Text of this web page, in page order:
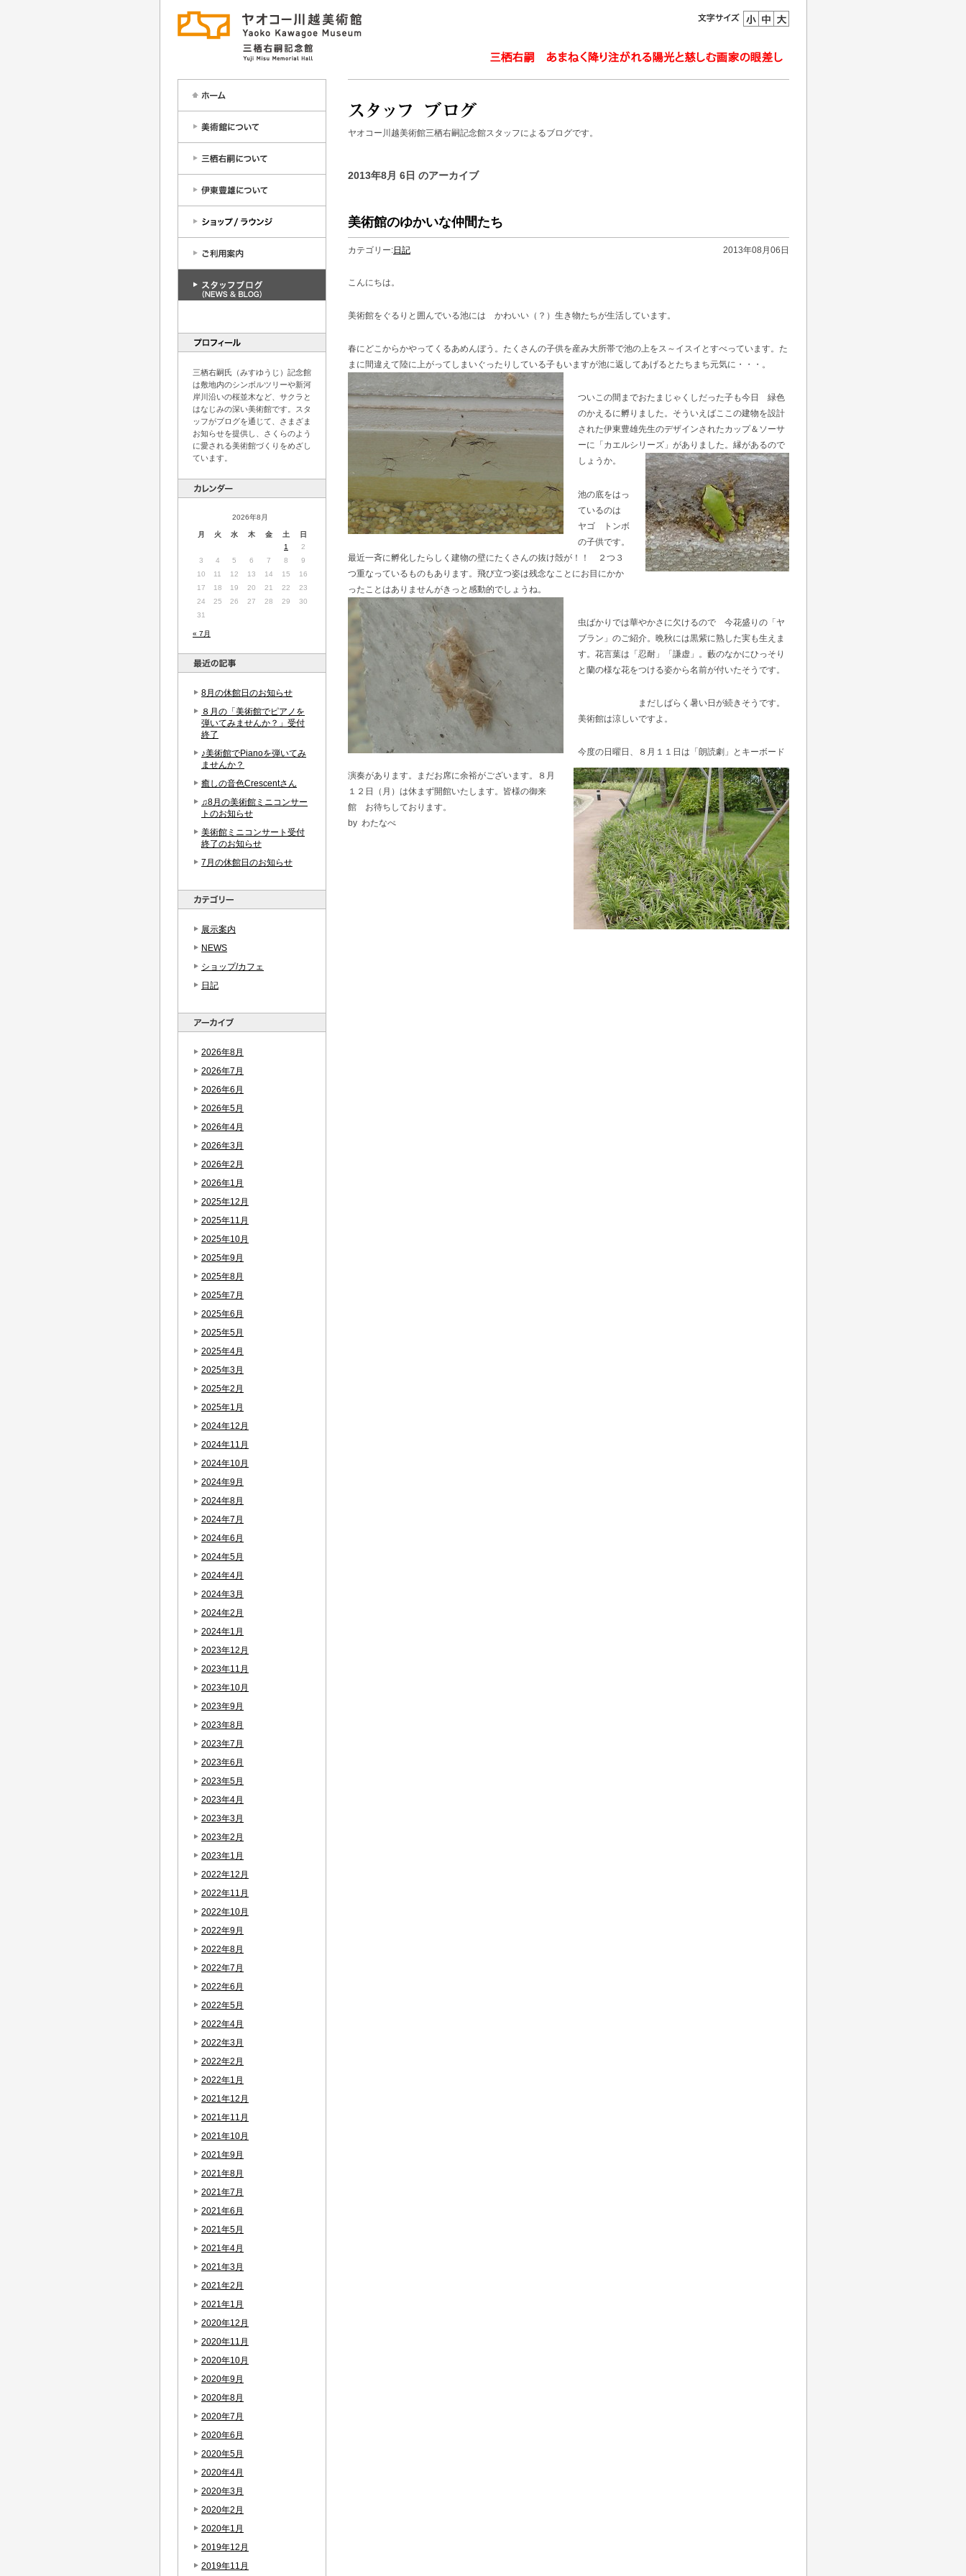
三栖右嗣氏（みすゆうじ）記念館
は敷地内のシンボルツリーや新河
岸川沿いの桜並木など、サクラと
はなじみの深い美術館です。スタ
ッフがブログを通じて、さまざま
お知らせを提供し、さくらのよう
に愛される美術館づくりをめざし
ています。
2026年8月
月 火 水 木 金 土 日
« 7月
1
2
3
4 5 6 7 8
9
10
11 12 13 14 15
16
17
18 19 20 21 22
23
24
25 26 27 28 29
30
31
8月の休館日のお知らせ
８月の「美術館でピアノを
弾いてみませんか？」受付
終了
♪美術館でPianoを弾いてみ
ませんか？
癒しの音色Crescentさん
♫8月の美術館ミニコンサー
トのお知らせ
美術館ミニコンサート受付
終了のお知らせ
7月の休館日のお知らせ
展示案内
NEWS
ショップ/カフェ
日記
2026年8月
2026年7月
2026年6月
2026年5月
2026年4月
2026年3月
2026年2月
2026年1月
2025年12月
2025年11月
2025年10月
2025年9月
2025年8月
2025年7月
2025年6月
2025年5月
2025年4月
2025年3月
2025年2月
2025年1月
2024年12月
2024年11月
2024年10月
2024年9月
2024年8月
2024年7月
2024年6月
2024年5月
2024年4月
2024年3月
2024年2月
2024年1月
2023年12月
2023年11月
2023年10月
2023年9月
2023年8月
2023年7月
2023年6月
2023年5月
2023年4月
2023年3月
2023年2月
2023年1月
2022年12月
2022年11月
2022年10月
2022年9月
2022年8月
2022年7月
2022年6月
2022年5月
2022年4月
2022年3月
2022年2月
2022年1月
2021年12月
2021年11月
2021年10月
2021年9月
2021年8月
2021年7月
2021年6月
2021年5月
2021年4月
2021年3月
2021年2月
2021年1月
2020年12月
2020年11月
2020年10月
2020年9月
2020年8月
2020年7月
2020年6月
2020年5月
2020年4月
2020年3月
2020年2月
2020年1月
2019年12月
2019年11月
ヤオコー川越美術館三栖右嗣記念館スタッフによるブログです。
2013年8月 6日 のアーカイブ
美術館のゆかいな仲間たち
カテゴリー:日記 2013年08月06日
こんにちは。
美術館をぐるりと囲んでいる池には かわいい（？）生き物たちが生活しています。
春にどこからかやってくるあめんぼう。たくさんの子供を産み大所帯で池の上をス～イスイとすべっています。た
まに間違えて陸に上がってしまいぐったりしている子もいますが池に返してあげるとたちまち元気に・・・。
ついこの間までおたまじゃくしだった子も今日 緑色
のかえるに孵りました。そういえばここの建物を設計
された伊東豊雄先生のデザインされたカップ＆ソーサ
ーに「カエルシリーズ」がありました。縁があるので
しょうか。
池の底をはっ
ているのは
ヤゴ トンボ
の子供です。
最近一斉に孵化したらしく建物の壁にたくさんの抜け殻が！！ ２つ３
つ重なっているものもあります。飛び立つ姿は残念なことにお目にかか
ったことはありませんがきっと感動的でしょうね。
虫ばかりでは華やかさに欠けるので 今花盛りの「ヤ
ブラン」のご紹介。晩秋には黒紫に熟した実も生えま
す。花言葉は「忍耐」「謙虚」。藪のなかにひっそり
と蘭の様な花をつける姿から名前が付いたそうです。
まだしばらく暑い日が続きそうです。
美術館は涼しいですよ。
今度の日曜日、８月１１日は「朗読劇」とキーボード
演奏があります。まだお席に余裕がございます。８月
１２日（月）は休まず開館いたします。皆様の御来
館 お待ちしております。
by わたなべ